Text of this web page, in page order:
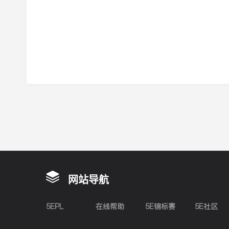
网站导航
5EPL 在线帮助 5E锦标赛 5E社区